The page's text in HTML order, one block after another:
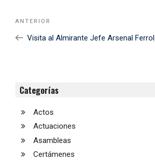
Navegación
entradas
Noticia
Anterior
ANTERIOR
Visita al Almirante Jefe Arsenal Ferrol
Categorías
Actos
Actuaciones
Asambleas
Certámenes